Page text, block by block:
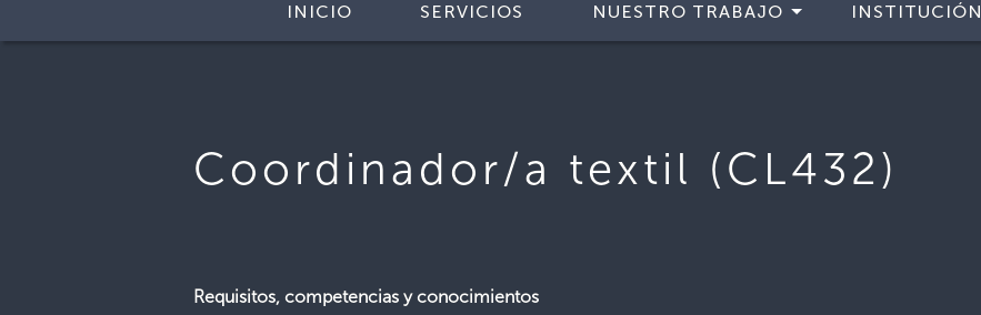
INICIO SERVICIOS NUESTRO TRABAJO INSTITUCIÓN
Coordinador/a textil (CL432)
Requisitos, competencias y conocimientos